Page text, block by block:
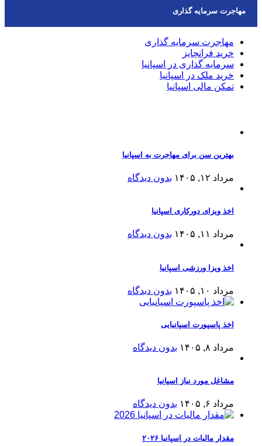
مهاجرت سرمایه گذاری
مهاجرت سرمایه گذاری
خرید فرانچایز
سرمایه گذاری در اسپانیا
خرید ملک در اسپانیا
تمکن مالی اسپانیا
بهترین سن برای مهاجرت به اسپانیا
مرداد ۱۲, ۱۴۰۵ بدون دیدگاه
اخذ ویزای دورکاری اسپانیا
مرداد ۱۱, ۱۴۰۵ بدون دیدگاه
اخذ ویزا ورزشی اسپانیا
مرداد ۱۰, ۱۴۰۵ بدون دیدگاه
اخذ پاسپورت اسپانیایی
مرداد ۸, ۱۴۰۵ بدون دیدگاه
مشاغل مورد نیاز اسپانیا
مرداد ۶, ۱۴۰۵ بدون دیدگاه
مقدار مالیات در اسپانیا ۲۰۲۶